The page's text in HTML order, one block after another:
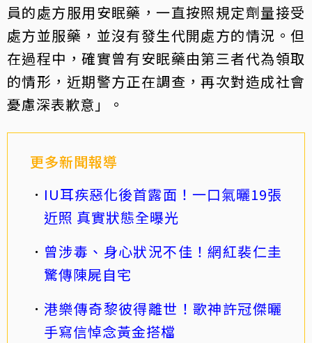
員的處方服用安眠藥，一直按照規定劑量接受
處方並服藥，並沒有發生代開處方的情況。但
在過程中，確實曾有安眠藥由第三者代為領取
的情形，近期警方正在調查，再次對造成社會
憂慮深表歉意」。
更多新聞報導
IU耳疾惡化後首露面！一口氣曬19張
近照 真實狀態全曝光
曾涉毒、身心狀況不佳！網紅裴仁圭
驚傳陳屍自宅
港樂傳奇黎彼得離世！歌神許冠傑曬
手寫信悼念黃金搭檔